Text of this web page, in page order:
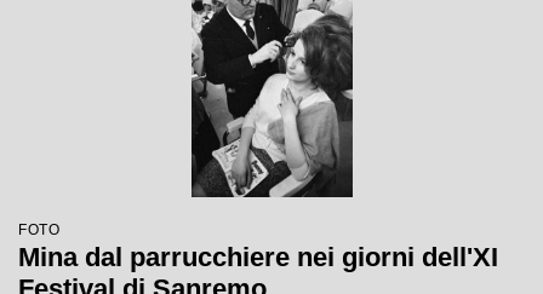
FOTO
Mina dal parrucchiere nei giorni dell'XI